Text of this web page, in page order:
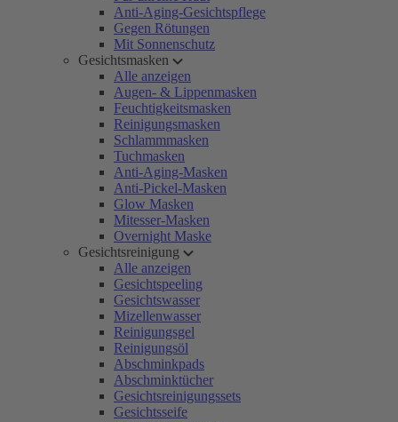
Anti-Aging-Gesichtspflege
Gegen Rötungen
Mit Sonnenschutz
Gesichtsmasken
Alle anzeigen
Augen- & Lippenmasken
Feuchtigkeitsmasken
Reinigungsmasken
Schlammmasken
Tuchmasken
Anti-Aging-Masken
Anti-Pickel-Masken
Glow Masken
Mitesser-Masken
Overnight Maske
Gesichtsreinigung
Alle anzeigen
Gesichtspeeling
Gesichtswasser
Mizellenwasser
Reinigungsgel
Reinigungsöl
Abschminkpads
Abschminktücher
Gesichtsreinigungssets
Gesichtsseife